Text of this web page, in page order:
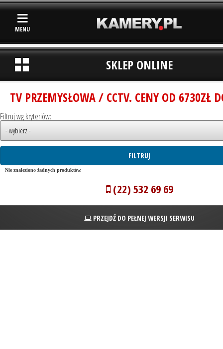
MENU
SKLEP ONLINE
TV PRZEMYSŁOWA / CCTV. CENY OD 6730ZŁ
Filtruj wg kryteriów:
Nie znaleziono żadnych produktów.
(22) 532 69 69
PRZEJDŹ DO PEŁNEJ WERSJI SERWISU